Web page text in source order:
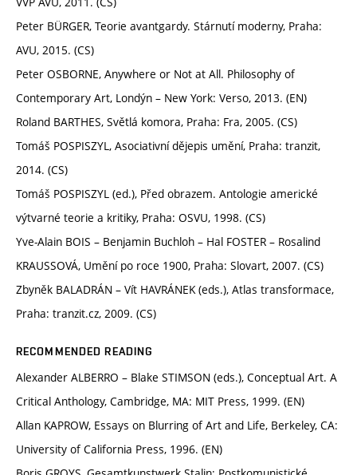
Peter BÜRGER, Teorie avantgardy. Stárnutí moderny, Praha:
AVU, 2015. (CS)
Peter OSBORNE, Anywhere or Not at All. Philosophy of
Contemporary Art, Londýn – New York: Verso, 2013. (EN)
Roland BARTHES, Světlá komora, Praha: Fra, 2005. (CS)
Tomáš POSPISZYL, Asociativní dějepis umění, Praha: tranzit,
2014. (CS)
Tomáš POSPISZYL (ed.), Před obrazem. Antologie americké
výtvarné teorie a kritiky, Praha: OSVU, 1998. (CS)
Yve-Alain BOIS – Benjamin Buchloh – Hal FOSTER – Rosalind
KRAUSSOVÁ, Umění po roce 1900, Praha: Slovart, 2007. (CS)
Zbyněk BALADRÁN – Vít HAVRÁNEK (eds.), Atlas transformace,
Praha: tranzit.cz, 2009. (CS)
RECOMMENDED READING
Alexander ALBERRO – Blake STIMSON (eds.), Conceptual Art. A
Critical Anthology, Cambridge, MA: MIT Press, 1999. (EN)
Allan KAPROW, Essays on Blurring of Art and Life, Berkeley, CA:
University of California Press, 1996. (EN)